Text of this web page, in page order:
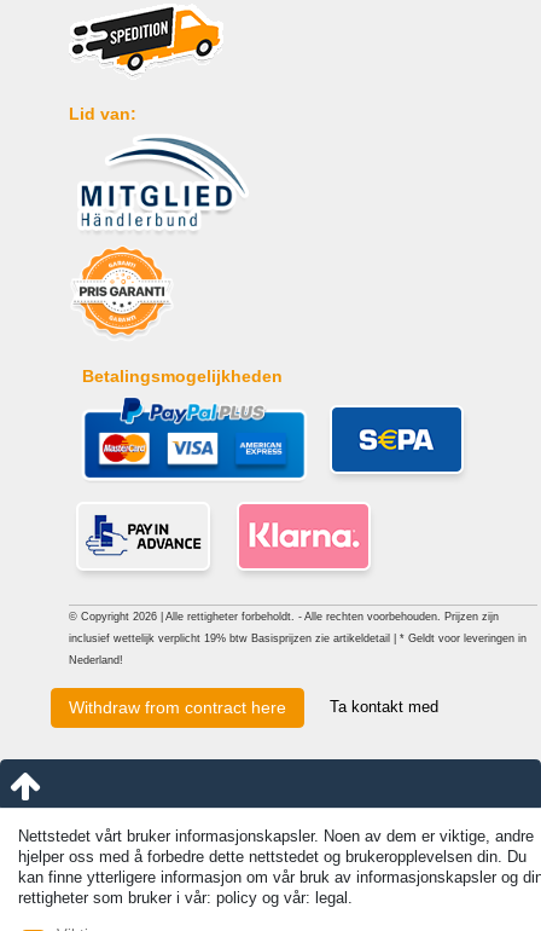
Lid van:
Betalingsmogelijkheden
© Copyright 2026 | Alle rettigheter forbeholdt. - Alle rechten voorbehouden. Prijzen zijn
inclusief wettelijk verplicht 19% btw Basisprijzen zie artikeldetail | * Geldt voor leveringen in
Nederland!
Withdraw from contract here Ta kontakt med
Nettstedet vårt bruker informasjonskapsler. Noen av dem er viktige, andre
hjelper oss med å forbedre dette nettstedet og brukeropplevelsen din. Du
kan finne ytterligere informasjon om vår bruk av informasjonskapsler og
rettigheter som bruker i vår: policy og vår: legal.